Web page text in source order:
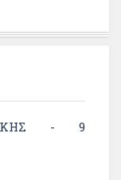
- 9